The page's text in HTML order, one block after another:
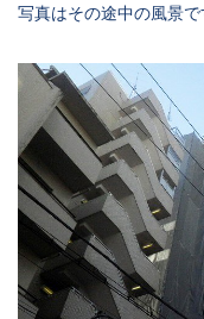
写真はその途中の風景で